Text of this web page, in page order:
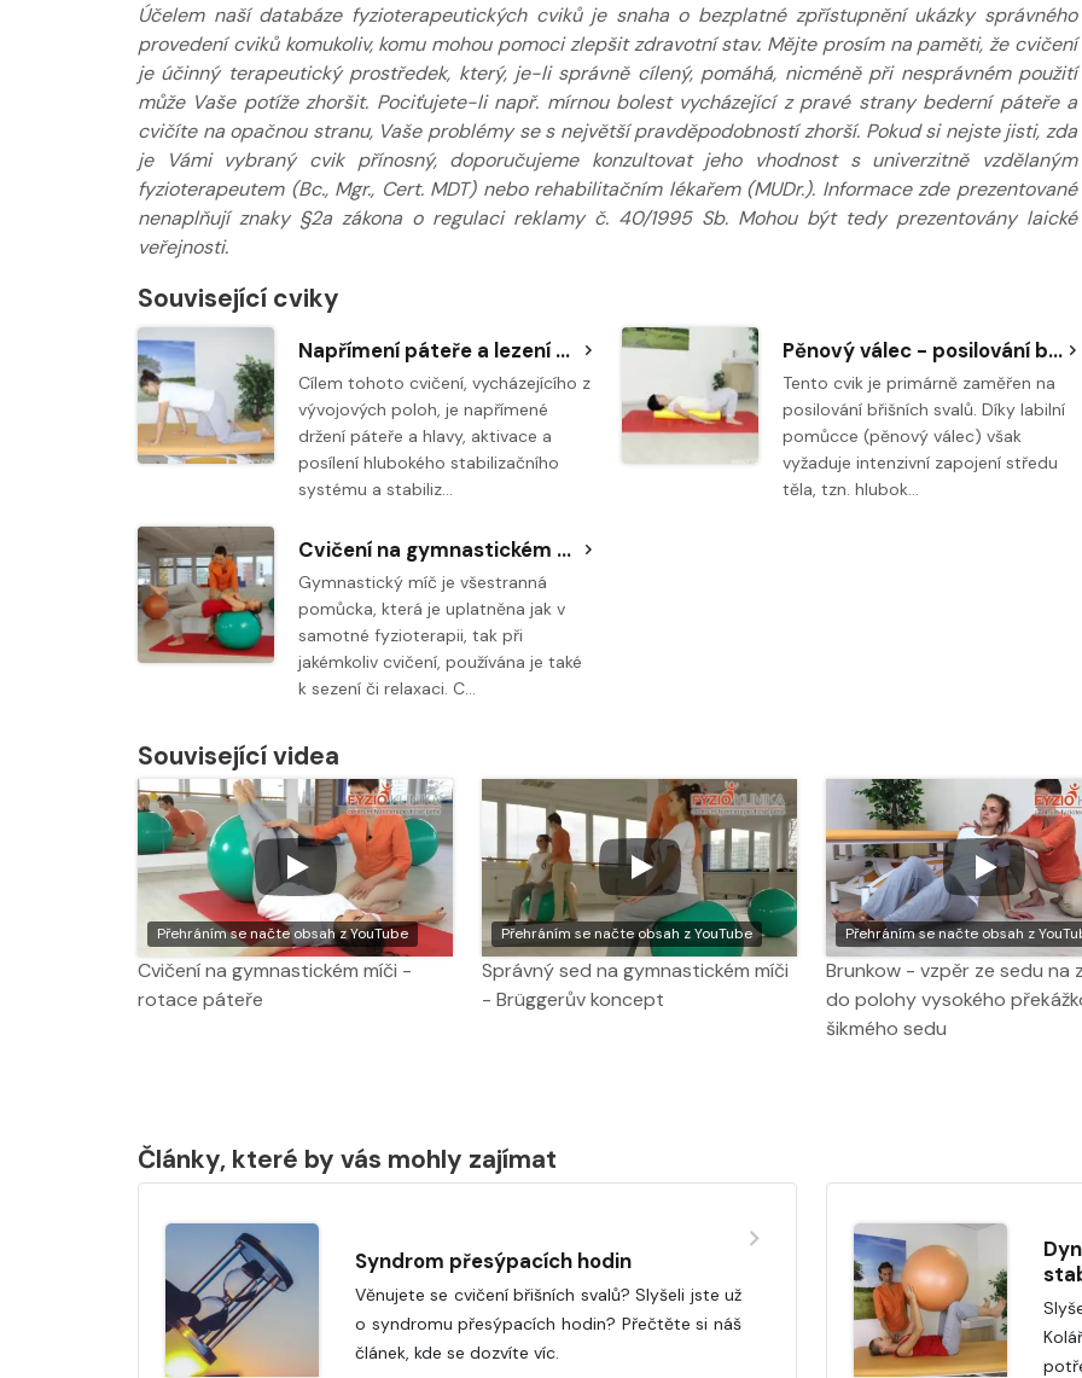
Účelem naší databáze fyzioterapeutických cviků je snaha o bezplatné zpřístupnění ukázky správného
provedení cviků komukoliv, komu mohou pomoci zlepšit zdravotní stav. Mějte prosím na paměti, že cvičení
je účinný terapeutický prostředek, který, je-li správně cílený, pomáhá, nicméně při nesprávném použití
může Vaše potíže zhoršit. Pociťujete-li např. mírnou bolest vycházející z pravé strany bederní páteře a
cvičíte na opačnou stranu, Vaše problémy se s největší pravděpodobností zhorší. Pokud si nejste jisti, zda
je Vámi vybraný cvik přínosný, doporučujeme konzultovat jeho vhodnost s univerzitně vzdělaným
fyzioterapeutem (Bc., Mgr., Cert. MDT) nebo rehabilitačním lékařem (MUDr.). Informace zde prezentované
nenaplňují znaky §2a zákona o regulaci reklamy č. 40/1995 Sb. Mohou být tedy prezentovány laické
veřejnosti.
Související cviky
Napřímení páteře a lezení vpřed vkleče na všech čtyřech
Cílem tohoto cvičení, vycházejícího z
vývojových poloh, je napřímené
držení páteře a hlavy, aktivace a
posílení hlubokého stabilizačního
systému a stabiliz…
Pěnový válec - posilování břicha: nůžky
Tento cvik je primárně zaměřen na
posilování břišních svalů. Díky labilní
pomůcce (pěnový válec) však
vyžaduje intenzivní zapojení středu
těla, tzn. hlubok…
Cvičení na gymnastickém míči - Lůžko Fakýra
Gymnastický míč je všestranná
pomůcka, která je uplatněna jak v
samotné fyzioterapii, tak při
jakémkoliv cvičení, používána je také
k sezení či relaxaci. C…
Související videa
Přehráním se načte obsah z YouTube
Cvičení na gymnastickém míči -
rotace páteře
Přehráním se načte obsah z YouTube
Správný sed na gymnastickém míči
- Brüggerův koncept
Přehráním se načte obsah z
Brunkow - vzpěr ze sedu na
do polohy vysokého
šikmého sedu
Články, které by vás mohly zajímat
Syndrom přesýpacích hodin
Věnujete se cvičení břišních svalů? Slyšeli jste už
o syndromu přesýpacích hodin? Přečtěte si náš
článek, kde se dozvíte víc.